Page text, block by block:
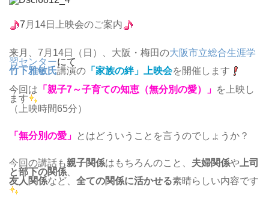
7 月14日上映会のご案内
来月、7月14日（日）、大阪・梅田の大阪市立総合生涯学
習センターにて
竹下雅敏氏講演の 「家族の絆」上映会を開催します
今回は 「親子7～子育ての知恵（無分別の愛）」 を上映し
ます
（上映時間65分）
「無分別の愛」 とはどういうことを言うのでしょうか？
今回の講話も親子関係はもちろんのこと、 夫婦関係や 上司
と部下の関係
友人関係など、 全ての関係に活かせる素晴らしい内容です